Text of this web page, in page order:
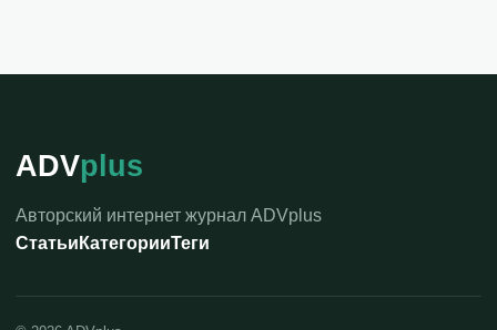
ADVplus
Авторский интернет журнал ADVplus
Статьи КатегорииТеги